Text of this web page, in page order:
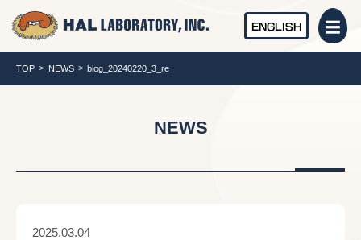
ENGLISH
TOP NEWS blog_20240220_3_re
NEWS
2025.03.04